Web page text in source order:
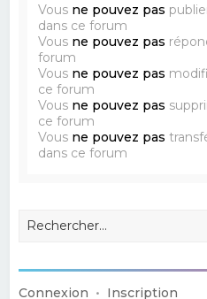
Vous ne pouvez pas
dans ce forum
Vous ne pouvez pas
forum
Vous ne pouvez pas
ce forum
Vous ne pouvez pas
ce forum
Vous ne pouvez pas
dans ce forum
Connexion • Inscription